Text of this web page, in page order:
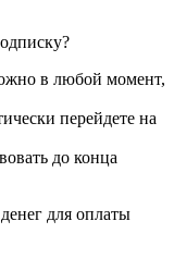
в любой момент,
перейдете на
до конца
для оплаты